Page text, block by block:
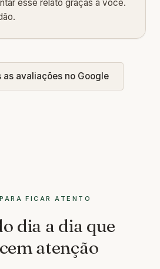
esse relato graças a você.
as avaliações no Google
FICAR ATENTO
dia a dia que
atenção